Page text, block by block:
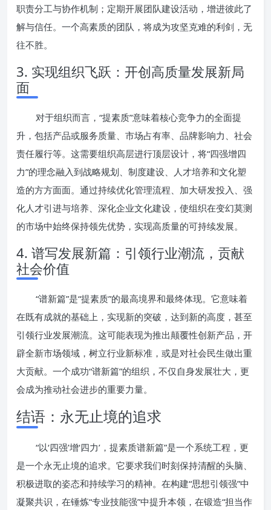
职责分工与协作机制；定期开展团队建设活动，增进彼此了
解与信任。一个高素质的团队，将成为攻坚克难的利剑，无
往不胜。
3. 实现组织飞跃：开创高质量发展新局
面
对于组织而言，“提素质”意味着核心竞争力的全面提
升，包括产品或服务质量、市场占有率、品牌影响力、社会
责任履行等。这需要组织高层进行顶层设计，将“四强增四
力”的理念融入到战略规划、制度建设、人才培养和文化塑
造的方方面面。通过持续优化管理流程、加大研发投入、强
化人才引进与培养、深化企业文化建设，使组织在变幻莫测
的市场中始终保持领先优势，实现高质量的可持续发展。
4. 谱写发展新篇：引领行业潮流，贡献
社会价值
“谱新篇”是“提素质”的最高境界和最终体现。它意味着
在既有成就的基础上，实现新的突破，达到新的高度，甚至
引领行业发展潮流。这可能表现为推出颠覆性创新产品，开
辟全新市场领域，树立行业新标准，或是对社会民生做出重
大贡献。一个成功“谱新篇”的组织，不仅自身发展壮大，更
会成为推动社会进步的重要力量。
结语：永无止境的追求
“以‘四强’增‘四力’，提素质谱新篇”是一个系统工程，更
是一个永无止境的追求。它要求我们时刻保持清醒的头脑、
积极进取的姿态和持续学习的精神。在构建“思想引领强”中
凝聚共识，在锤炼“专业技能强”中提升本领，在锻造“担当作